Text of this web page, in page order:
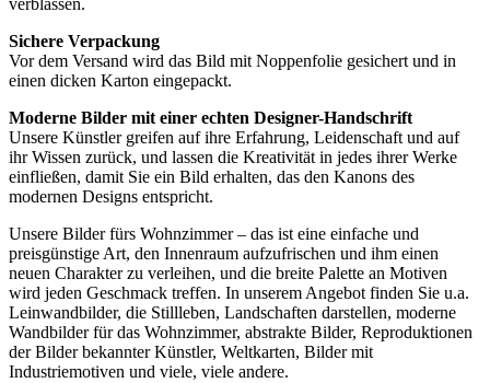
verblassen.
Sichere Verpackung
Vor dem Versand wird das Bild mit Noppenfolie gesichert und in
einen dicken Karton eingepackt.
Moderne Bilder mit einer echten Designer-Handschrift
Unsere Künstler greifen auf ihre Erfahrung, Leidenschaft und auf
ihr Wissen zurück, und lassen die Kreativität in jedes ihrer Werke
einfließen, damit Sie ein Bild erhalten, das den Kanons des
modernen Designs entspricht.
Unsere Bilder fürs Wohnzimmer – das ist eine einfache und
preisgünstige Art, den Innenraum aufzufrischen und ihm einen
neuen Charakter zu verleihen, und die breite Palette an Motiven
wird jeden Geschmack treffen. In unserem Angebot finden Sie u.a.
Leinwandbilder, die Stillleben, Landschaften darstellen, moderne
Wandbilder für das Wohnzimmer, abstrakte Bilder, Reproduktionen
der Bilder bekannter Künstler, Weltkarten, Bilder mit
Industriemotiven und viele, viele andere.